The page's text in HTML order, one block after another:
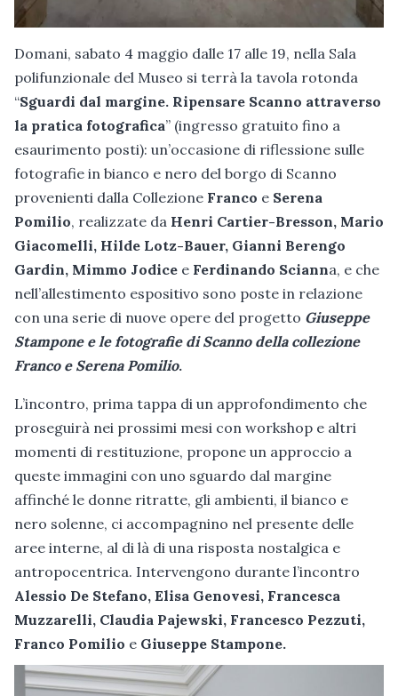
Domani, sabato 4 maggio dalle 17 alle 19, nella Sala
polifunzionale del Museo si terrà la tavola rotonda
“Sguardi dal margine. Ripensare Scanno attraverso
la pratica fotografica” (ingresso gratuito fino a
esaurimento posti): un’occasione di riflessione sulle
fotografie in bianco e nero del borgo di Scanno
provenienti dalla Collezione Franco e Serena
Pomilio, realizzate da Henri Cartier-Bresson, Mario
Giacomelli, Hilde Lotz-Bauer, Gianni Berengo
Gardin, Mimmo Jodice e Ferdinando Scianna, e che
nell’allestimento espositivo sono poste in relazione
con una serie di nuove opere del progetto Giuseppe
Stampone e le fotografie di Scanno della collezione
Franco e Serena Pomilio.
L’incontro, prima tappa di un approfondimento che
proseguirà nei prossimi mesi con workshop e altri
momenti di restituzione, propone un approccio a
queste immagini con uno sguardo dal margine
affinché le donne ritratte, gli ambienti, il bianco e
nero solenne, ci accompagnino nel presente delle
aree interne, al di là di una risposta nostalgica e
antropocentrica. Intervengono durante l’incontro
Alessio De Stefano, Elisa Genovesi, Francesca
Muzzarelli, Claudia Pajewski, Francesco Pezzuti,
Franco Pomilio e Giuseppe Stampone.